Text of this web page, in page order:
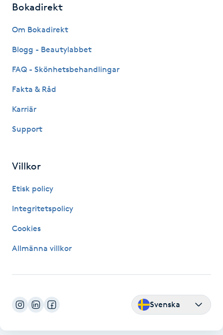
Hudvård
Hyaluronsyra
Hypnos
Hälsa
Idrottsmassage
Bokadirekt
Om Bokadirekt
Blogg - Beautylabbet
FAQ - Skönhetsbehandlingar
Fakta & Råd
Karriär
Support
Villkor
Etisk policy
Integritetspolicy
Cookies
Allmänna villkor
Svenska